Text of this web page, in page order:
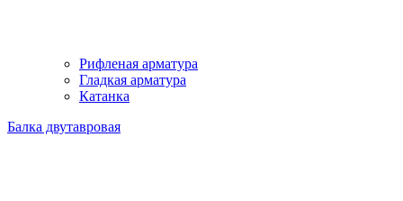
Рифленая арматура
Гладкая арматура
Катанка
Балка двутавровая